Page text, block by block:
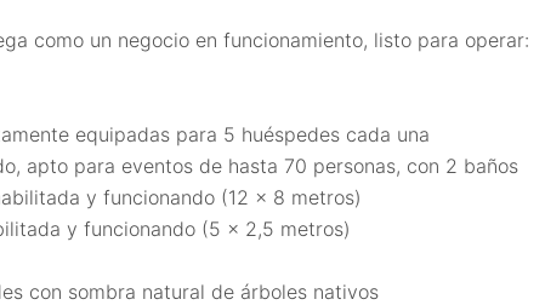
como un negocio en funcionamiento, listo para operar:
equipadas para 5 huéspedes cada una
apto para eventos de hasta 70 personas, con 2 baños
y funcionando (12 x 8 metros)
y funcionando (5 x 2,5 metros)
con sombra natural de árboles nativos